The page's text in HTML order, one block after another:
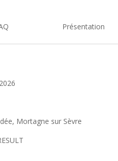
Présentation
Mortagne sur Sèvre